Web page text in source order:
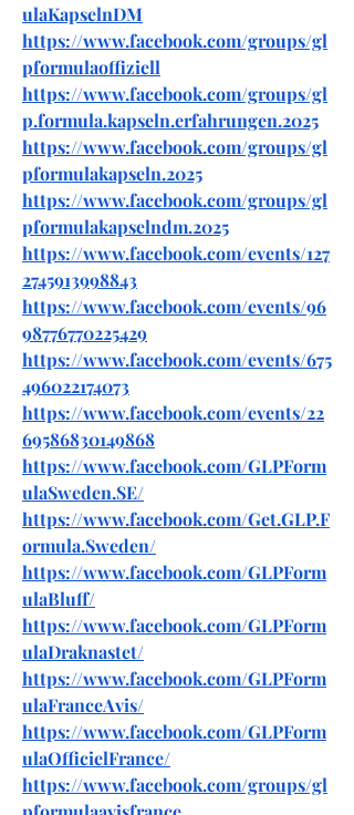
ulaKapselnDM
https://www.facebook.com/groups/gl
pformulaoffiziell
https://www.facebook.com/groups/gl
p.formula.kapseln.erfahrungen.2025
https://www.facebook.com/groups/gl
pformulakapseln.2025
https://www.facebook.com/groups/gl
pformulakapselndm.2025
https://www.facebook.com/events/127
2745913998843
https://www.facebook.com/events/96
98776770225429
https://www.facebook.com/events/675
496022174073
https://www.facebook.com/events/22
69586830149868
https://www.facebook.com/GLPForm
ulaSweden.SE/
https://www.facebook.com/Get.GLP.F
ormula.Sweden/
https://www.facebook.com/GLPForm
ulaBluff/
https://www.facebook.com/GLPForm
ulaDraknastet/
https://www.facebook.com/GLPForm
ulaFranceAvis/
https://www.facebook.com/GLPForm
ulaOfficielFrance/
https://www.facebook.com/groups/gl